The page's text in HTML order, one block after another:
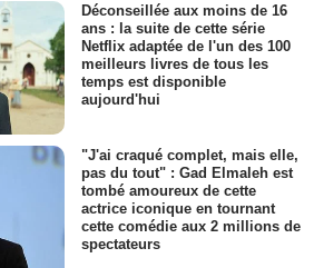
Déconseillée aux moins de 16
ans : la suite de cette série
Netflix adaptée de l'un des 100
meilleurs livres de tous les
temps est disponible
aujourd'hui
"J'ai craqué complet, mais elle,
pas du tout" : Gad Elmaleh est
tombé amoureux de cette
actrice iconique en tournant
cette comédie aux 2 millions de
spectateurs